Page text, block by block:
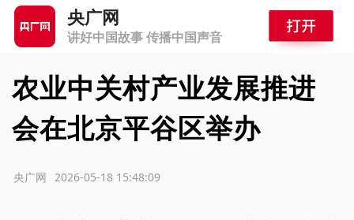
央广网
讲好中国故事 传播中国声音
农业中关村产业发展推进
会在北京平谷区举办
2026-05-18 15:48:09
央广网